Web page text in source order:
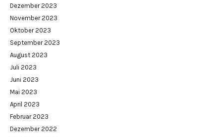
Dezember 2023
November 2023
Oktober 2023
September 2023
August 2023
Juli 2023
Juni 2023
Mai 2023
April 2023
Februar 2023
Dezember 2022